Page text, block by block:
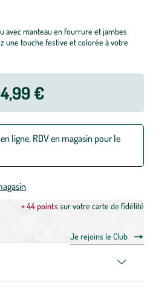
avec manteau en fourrure et jambes
une touche festive et colorée à votre
€
ligne, RDV en magasin pour le
+ 44 pointssur votre carte de fidélité
Je rejoins le Club